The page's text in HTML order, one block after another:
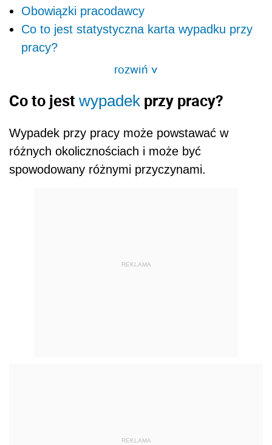
Obowiązki pracodawcy
Co to jest statystyczna karta wypadku przy
pracy?
rozwiń>
Co to jest wypadek przy pracy?
Wypadek przy pracy może powstawać w
różnych okolicznościach i może być
spowodowany różnymi przyczynami.
REKLAMA
REKLAMA